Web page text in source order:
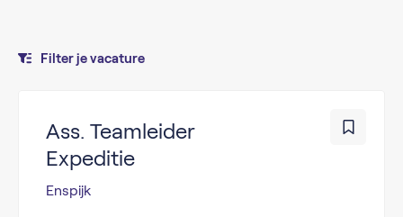
Filter je vacature
Ass. Teamleider
Expeditie
Enspijk